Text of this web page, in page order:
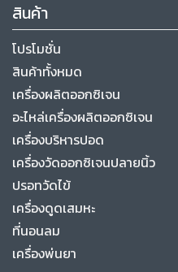
สินค้า
โปรโมชั่น
สินค้าทั้งหมด
เครื่องผลิตออกซิเจน
อะไหล่เครื่องผลิตออกซิเจน
เครื่องบริหารปอด
เครื่องวัดออกซิเจนปลายนิ้ว
ปรอทวัดไข้
เครื่องดูดเสมหะ
ที่นอนลม
เครื่องพ่นยา